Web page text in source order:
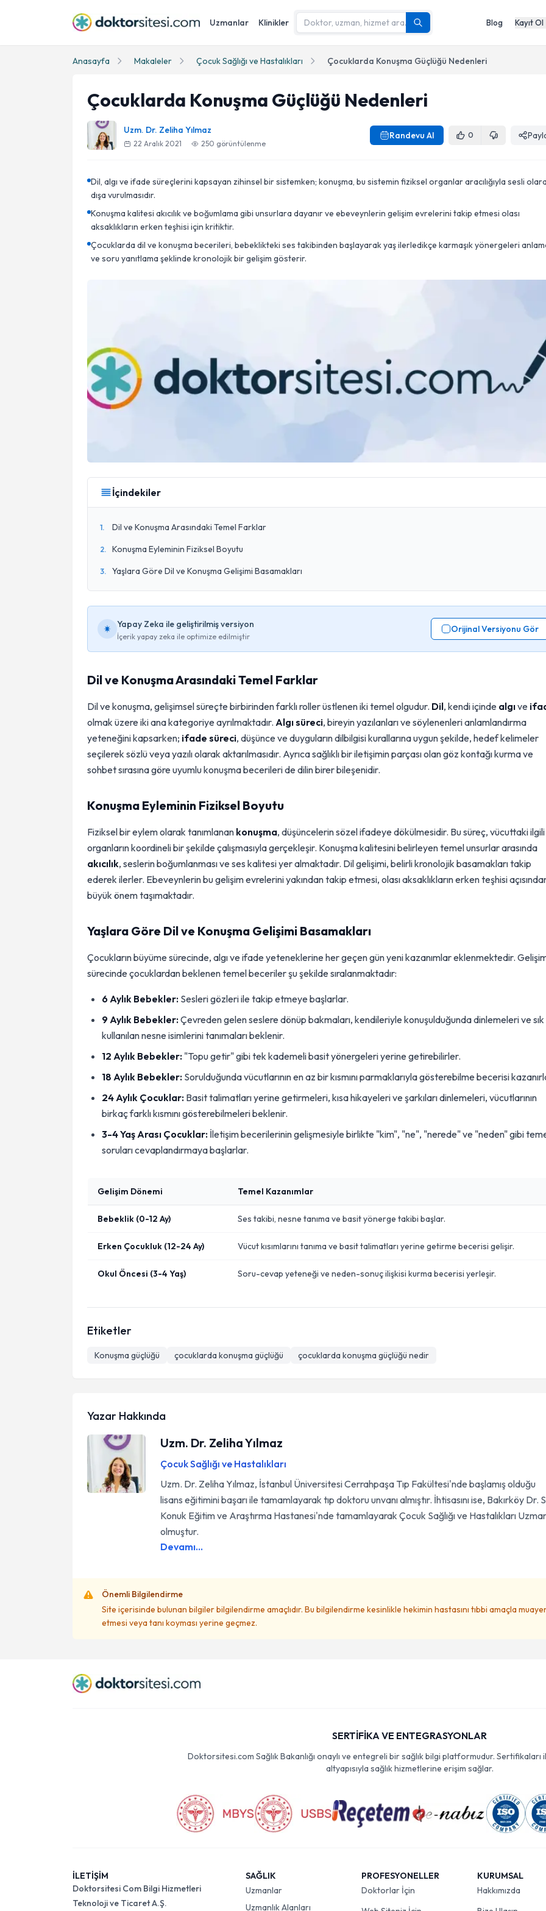
Uzmanlar Klinikler Blog Kayıt Ol
Anasayfa Makaleler Çocuk Sağlığı ve Hastalıkları Çocuklarda Konuşma Güçlüğü Nedenleri
Çocuklarda Konuşma Güçlüğü Nedenleri
Uzm. Dr. Zeliha Yılmaz
22 Aralık 2021 250 görüntülenme
Randevu Al 0
Dil, algı ve ifade süreçlerini kapsayan zihinsel bir sistemken; konuşma, bu sistemin fiziksel organlar aracılığıyla sesli
dışa vurulmasıdır.
Konuşma kalitesi akıcılık ve boğumlama gibi unsurlara dayanır ve ebeveynlerin gelişim evrelerini takip etmesi olası
aksaklıkların erken teşhisi için kritiktir.
Çocuklarda dil ve konuşma becerileri, bebeklikteki ses takibinden başlayarak yaş ilerledikçe karmaşık yönergeleri
ve soru yanıtlama şeklinde kronolojik bir gelişim gösterir.
İçindekiler
1. Dil ve Konuşma Arasındaki Temel Farklar
2. Konuşma Eyleminin Fiziksel Boyutu
3. Yaşlara Göre Dil ve Konuşma Gelişimi Basamakları
Yapay Zeka ile geliştirilmiş versiyon
İçerik yapay zeka ile optimize edilmiştir
Orijinal Versiyonu Gör
Dil ve Konuşma Arasındaki Temel Farklar
Dil ve konuşma, gelişimsel süreçte birbirinden farklı roller üstlenen iki temel olgudur. Dil, kendi içinde algıve
olmak üzere iki ana kategoriye ayrılmaktadır. Algı süreci, bireyin yazılanları ve söylenenleri anlamlandırma
yeteneğini kapsarken; ifade süreci, düşünce ve duyguların dilbilgisi kurallarına uygun şekilde, hedef kelimeler
seçilerek sözlü veya yazılı olarak aktarılmasıdır. Ayrıca sağlıklı bir iletişimin parçası olan göz kontağı kurma ve
sohbet sırasına göre uyumlu konuşma becerileri de dilin birer bileşenidir.
Konuşma Eyleminin Fiziksel Boyutu
Fiziksel bir eylem olarak tanımlanan konuşma, düşüncelerin sözel ifadeye dökülmesidir. Bu süreç, vücuttaki ilgili
organların koordineli bir şekilde çalışmasıyla gerçekleşir. Konuşma kalitesini belirleyen temel unsurlar arasında
akıcılık, seslerin boğumlanması ve ses kalitesi yer almaktadır. Dil gelişimi, belirli kronolojik basamakları takip
ederek ilerler. Ebeveynlerin bu gelişim evrelerini yakından takip etmesi, olası aksaklıkların erken teşhisi
büyük önem taşımaktadır.
Yaşlara Göre Dil ve Konuşma Gelişimi Basamakları
Çocukların büyüme sürecinde, algı ve ifade yeteneklerine her geçen gün yeni kazanımlar eklenmektedir.
sürecinde çocuklardan beklenen temel beceriler şu şekilde sıralanmaktadır:
6 Aylık Bebekler: Sesleri gözleri ile takip etmeye başlarlar.
9 Aylık Bebekler:Çevreden gelen seslere dönüp bakmaları, kendileriyle konuşulduğunda dinlemeleri ve sık
kullanılan nesne isimlerini tanımaları beklenir.
12 Aylık Bebekler: "Topu getir" gibi tek kademeli basit yönergeleri yerine getirebilirler.
18 Aylık Bebekler: Sorulduğunda vücutlarının en az bir kısmını parmaklarıyla gösterebilme becerisi
24 Aylık Çocuklar: Basit talimatları yerine getirmeleri, kısa hikayeleri ve şarkıları dinlemeleri, vücutlarının
birkaç farklı kısmını gösterebilmeleri beklenir.
3-4 Yaş Arası Çocuklar: İletişim becerilerinin gelişmesiyle birlikte "kim", "ne", "nerede" ve "neden" gibi
soruları cevaplandırmaya başlarlar.
Gelişim Dönemi Temel Kazanımlar
Bebeklik (0-12 Ay) Ses takibi, nesne tanıma ve basit yönerge takibi başlar.
Erken Çocukluk (12-24 Ay) Vücut kısımlarını tanıma ve basit talimatları yerine getirme becerisi gelişir.
Okul Öncesi (3-4 Yaş) Soru-cevap yeteneği ve neden-sonuç ilişkisi kurma becerisi yerleşir.
Etiketler
Konuşma güçlüğü çocuklarda konuşma güçlüğü çocuklarda konuşma güçlüğü nedir
Yazar Hakkında
Uzm. Dr. Zeliha Yılmaz
Çocuk Sağlığı ve Hastalıkları
Uzm. Dr. Zeliha Yılmaz, İstanbul Üniversitesi Cerrahpaşa Tıp Fakültesi'nde başlamış olduğu
lisans eğitimini başarı ile tamamlayarak tıp doktoru unvanı almıştır. İhtisasını ise, Bakırköy Dr.
Konuk Eğitim ve Araştırma Hastanesi'nde tamamlayarak Çocuk Sağlığı ve Hastalıkları
olmuştur.
Devamı...
Önemli Bilgilendirme
Site içerisinde bulunan bilgiler bilgilendirme amaçlıdır. Bu bilgilendirme kesinlikle hekimin hastasını tıbbi amaçla
etmesi veya tanı koyması yerine geçmez.
SERTİFİKA VE ENTEGRASYONLAR
Doktorsitesi.com Sağlık Bakanlığı onaylı ve entegreli bir sağlık bilgi platformudur.
altyapısıyla sağlık hizmetlerine erişim sağlar.
İLETİŞİM
Doktorsitesi Com Bilgi Hizmetleri
Teknoloji ve Ticaret A.Ş.
SAĞLIK
Uzmanlar
Uzmanlık Alanları
PROFESYONELLER
Doktorlar İçin
KURUMSAL
Hakkımızda